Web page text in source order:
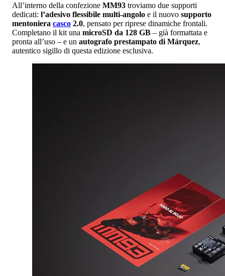
All’interno della confezione MM93 troviamo due supporti
dedicati: l’adesivo flessibile multi-angolo e il nuovo supporto
mentoniera casco 2.0, pensato per riprese dinamiche frontali.
Completano il kit una microSD da 128 GB – già formattata e
pronta all’uso – e un autografo prestampato di Márquez,
autentico sigillo di questa edizione esclusiva.